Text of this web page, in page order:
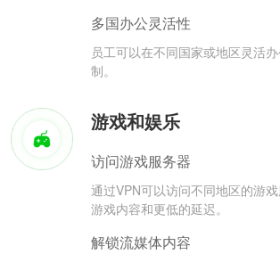
多国办公灵活性
员工可以在不同国家或地区灵活
制。
游戏和娱乐
访问游戏服务器
通过VPN可以访问不同地区的游
游戏内容和更低的延迟。
解锁流媒体内容